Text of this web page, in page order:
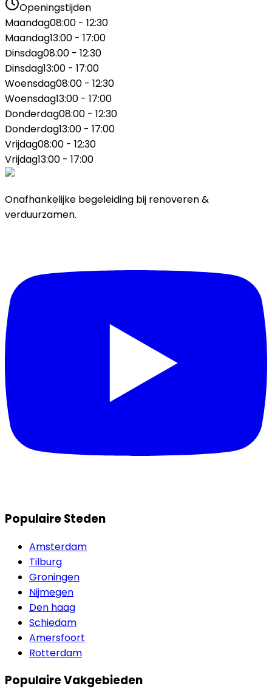
Openingstijden
Maandag08:00 - 12:30
Maandag13:00 - 17:00
Dinsdag08:00 - 12:30
Dinsdag13:00 - 17:00
Woensdag08:00 - 12:30
Woensdag13:00 - 17:00
Donderdag08:00 - 12:30
Donderdag13:00 - 17:00
Vrijdag08:00 - 12:30
Vrijdag13:00 - 17:00
Onafhankelijke begeleiding bij renoveren &
verduurzamen.
Populaire Steden
Amsterdam
Tilburg
Groningen
Nijmegen
Den haag
Schiedam
Amersfoort
Rotterdam
Populaire Vakgebieden